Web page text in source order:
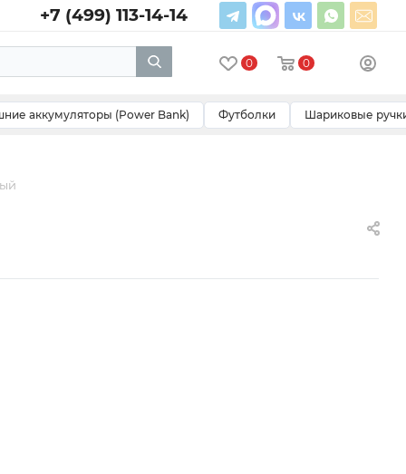
+7 (499) 113-14-14
0 0
аккумуляторы (Power Bank) Футболки Шариковые